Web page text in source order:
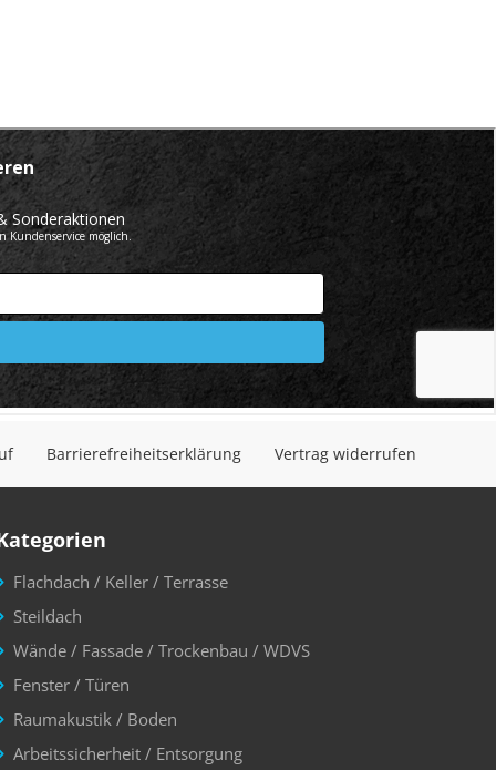
Barrierefreiheitserklärung Vertrag widerrufen
Flachdach / Keller / Terrasse
Steildach
Wände / Fassade / Trockenbau / WDVS
Fenster / Türen
Raumakustik / Boden
Arbeitssicherheit / Entsorgung